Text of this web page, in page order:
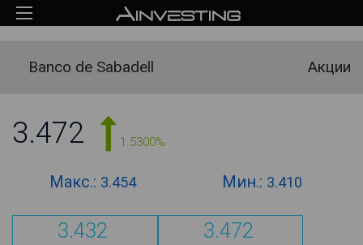
Banco de Sabadell Акции
3.472 1.5300%
Макс.: 3.454 Мин.: 3.410
3.432 3.472